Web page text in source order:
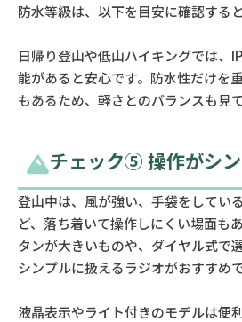
防水等級は、以下を目安に確認する
日帰り登山や低山ハイキングでは、
能があると安心です。防水性だけを
もあるため、軽さとのバランスも見
チェック⑤ 操作がシ
登山中は、風が強い、手袋をしてい
ど、落ち着いて操作しにくい場面も
タンが大きいものや、ダイヤル式で
シンプルに扱えるラジオがおすすめで
液晶表示やライト付きのモデルは便